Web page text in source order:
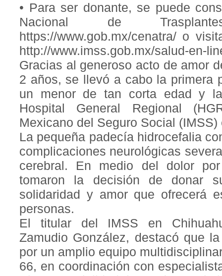
• Para ser donante, se puede
Nacional de
https://www.gob.mx/cenatra/ o
http://www.imss.gob.mx/salud-en-
Gracias al generoso acto de amor
2 años, se llevó a cabo la primera
un menor de tan corta edad y
Hospital General Regional
Mexicano del Seguro Social
La pequeña padecía hidrocefalia
complicaciones neurológicas
cerebral. En medio del dolor
tomaron la decisión de donar
solidaridad y amor que ofrecerá
personas.
El titular del IMSS en
Zamudio González, destacó que
por un amplio equipo
66, en coordinación con